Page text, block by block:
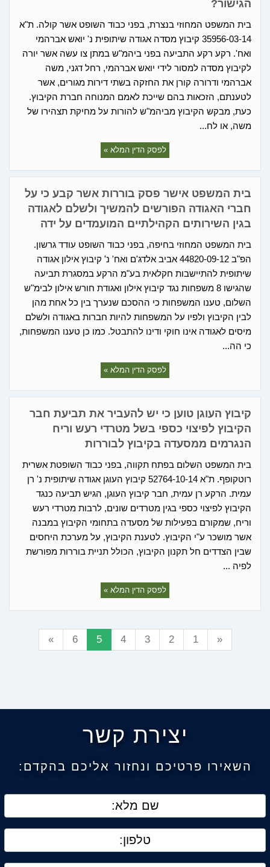
הגישור?
בית המשפט המחוזי בנצרת, בפני כבוד השופט אשר קולה. ת"א
35956-03-14 קיבוץ מסדה אגודה שיתופית נ' יואש אברהמי
ואח'. רקע רקע התביעה בפני ביהמ"ש במתן צו עשה אשר יורה
לקיבוץ מסדה למסור לידי יואש אברהמי, רחל דגני, משה
אברהמי ודרורה קורן את החזקה בשתי דירות מגורים, אשר
לטענתם, הזכאות בהם שייכת לאמם המנוחה חברת הקיבוץ.
כעת, מבקש הקיבוץ מביהמ"ש להורות על מחיקת תצהירו של
משה, או לח...
לפסק הדין המלא »
בית המשפט אישר פסק בוררות אשר קבע כי על
חברי האגודה הפורשים להמשיך ולשלם לאגודה
בגין השירותים הקהילתיים המועמדים על ידה
בית המשפט המחוזי בחיפה, בפני כבוד השופט עודד גרשון.
הפ"ב 44820-09-12 אביב אלדג'ם ואח' נ' קיבוץ אילון אגודה
שיתופית להתיישבות חקלאית בע"מ הרקע במסגרת תביעה
שהגישו 8 משפחות נגד קיבוץ אילון ואגודת חורש אילון לבימ"ש
השלום, טענו המשפחות כי ההסכם שנערך בין כל אחת מהן
לבין הקיבוץ ולפיו על המשפחות להיות חברות באגודה ולשלם
מיסים לאגודה אינו חוקי ודינו להתבטל. כמו כן טענו המשפחות,
כי הה...
לפסק הדין המלא »
קיבוץ העוגן טוען כי יש להעביר את תביעת חבר
הקיבוץ לפיצוי כספי בשל מטרדי רעש וריח
הנגרמים ממסעדה בקיבוץ לבוררות
בית המשפט השלום בפתח תקווה, בפני כבוד השופטת אשרית
רוטקופף. ת"א 52764-10-14 קיבוץ העוגן אגודה שיתופית נ' רן
עמית. הרקע רן עמית, חבר קיבוץ העוגן, הגיש תביעה כנגד
הקיבוץ לפיצוי כספי בגין מטרדים שונים, לרבות מטרדי רעש
וריח, שמקורם בפעילות של מסעדה בתחומי הקיבוץ במבנה
אשר מושכר ע"י הקיבוץ. לטענת הקיבוץ, על מערכת היחסים
שבין הצדדים חל תקנון הקיבוץ, הכולל תניית בוררות מפורשת
לפיה ...
לפסק הדין המלא »
«
1
2
3
4
5
6
»
יצירת קשר
השאירו פרטיכם ונחזור אליכם בהקדם: